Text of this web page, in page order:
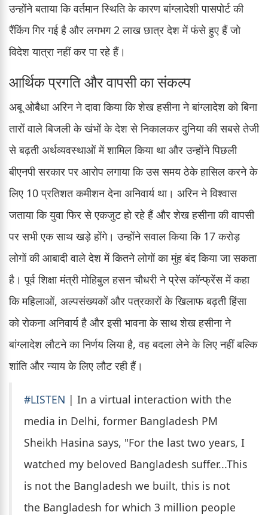
उन्होंने बताया कि वर्तमान स्थिति के कारण बांग्लादेशी पासपोर्ट की
रैंकिंग गिर गई है और लगभग 2 लाख छात्र देश में फंसे हुए हैं जो
विदेश यात्रा नहीं कर पा रहे हैं।
आर्थिक प्रगति और वापसी का संकल्प
अबू ओबैधा अरिन ने दावा किया कि शेख हसीना ने बांग्लादेश को बिना
तारों वाले बिजली के खंभों के देश से निकालकर दुनिया की सबसे तेजी
से बढ़ती अर्थव्यवस्थाओं में शामिल किया था और उन्होंने पिछली
बीएनपी सरकार पर आरोप लगाया कि उस समय ठेके हासिल करने के
लिए 10 प्रतिशत कमीशन देना अनिवार्य था। अरिन ने विश्वास
जताया कि युवा फिर से एकजुट हो रहे हैं और शेख हसीना की वापसी
पर सभी एक साथ खड़े होंगे। उन्होंने सवाल किया कि 17 करोड़
लोगों की आबादी वाले देश में कितने लोगों का मुंह बंद किया जा सकता
है। पूर्व शिक्षा मंत्री मोहिबुल हसन चौधरी ने प्रेस कॉन्फ्रेंस में कहा
कि महिलाओं, अल्पसंख्यकों और पत्रकारों के खिलाफ बढ़ती हिंसा
को रोकना अनिवार्य है और इसी भावना के साथ शेख हसीना ने
बांग्लादेश लौटने का निर्णय लिया है, वह बदला लेने के लिए नहीं बल्कि
शांति और न्याय के लिए लौट रही हैं।
#LISTEN | In a virtual interaction with the
media in Delhi, former Bangladesh PM
Sheikh Hasina says, "For the last two years, I
watched my beloved Bangladesh suffer...This
is not the Bangladesh we built, this is not
the Bangladesh for which 3 million people